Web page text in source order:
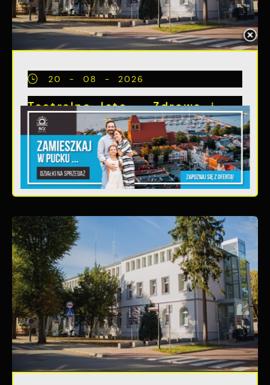
20 - 08 - 2026
Teatralne lato - Zdrowo i
kolorowo